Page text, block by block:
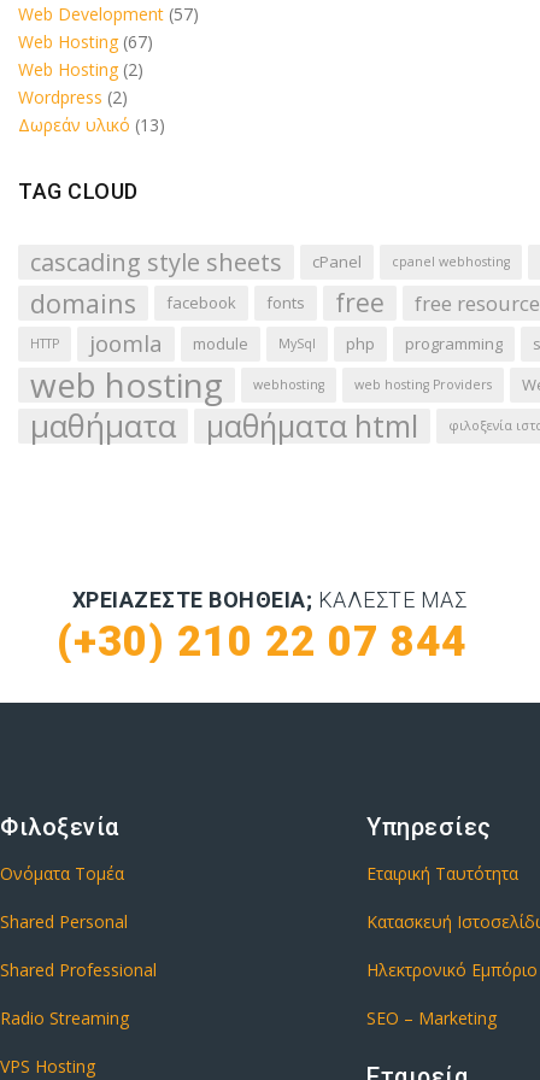
Web Development (57)
Web Hosting (67)
Web Hosting (2)
Wordpress (2)
Δωρεάν υλικό (13)
TAG CLOUD
cascading style sheets cPanel cpanel webhosting
domains facebook fonts free free
HTTP joomla module MySql php programming
web hosting webhosting web hosting Providers
μαθήματα μαθήματα html φιλοξενία
ΧΡΕΙΆΖΕΣΤΕ ΒΟΉΘΕΙΑ; ΚΑΛΈΣΤΕ ΜΑΣ
(+30) 210 22 07 844
Φιλοξενία
Ονόματα Τομέα
Shared Personal
Shared Professional
Radio Streaming
VPS Hosting
Υπηρεσίες
Εταιρική Ταυτότητα
Κατασκευή
Ηλεκτρονικό Εμπόριο
SEO – Marketing